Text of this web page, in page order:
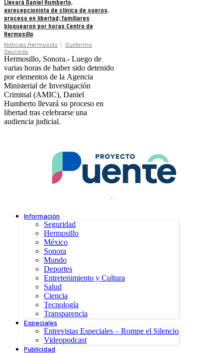
Llevará Daniel Humberto,
exrecepcionista de clínica de sueros,
proceso en libertad; familiares
bloquearon por horas Centro de
Hermosillo
Noticias Hermosillo
Guillermo
Saucedo
Hermosillo, Sonora.- Luego de
varias horas de haber sido detenido
por elementos de la Agencia
Ministerial de Investigación
Criminal (AMIC), Daniel
Humberto llevará su proceso en
libertad tras celebrarse una
audiencia judicial.
.
Información
Seguridad
Hermosillo
México
Sonora
Mundo
Deportes
Entretenimiento y Cultura
Salud
Ciencia
Tecnología
Transparencia
Especiales
Entrevistas Especiales – Rompe el Silencio
Videopodcast
Publicidad